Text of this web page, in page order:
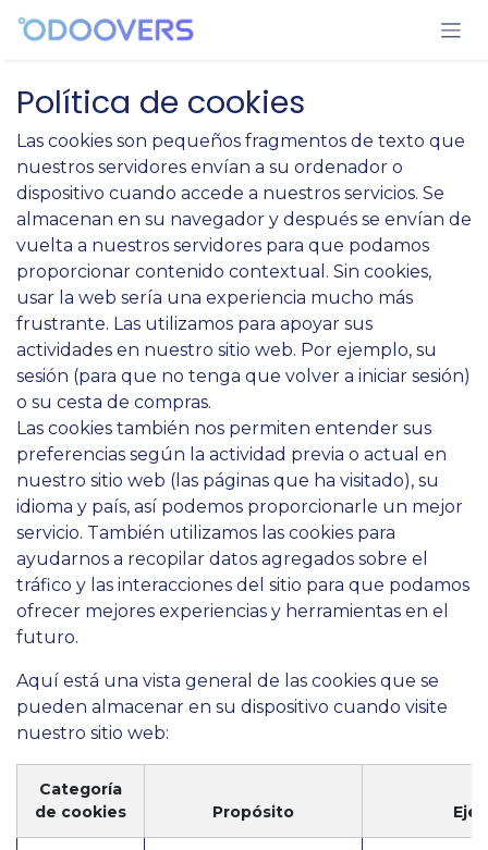
Política de cookies
Las cookies son pequeños fragmentos de texto que
nuestros servidores envían a su ordenador o
dispositivo cuando accede a nuestros servicios. Se
almacenan en su navegador y después se envían de
vuelta a nuestros servidores para que podamos
proporcionar contenido contextual. Sin cookies,
usar la web sería una experiencia mucho más
frustrante. Las utilizamos para apoyar sus
actividades en nuestro sitio web. Por ejemplo, su
sesión (para que no tenga que volver a iniciar sesión)
o su cesta de compras.
Las cookies también nos permiten entender sus
preferencias según la actividad previa o actual en
nuestro sitio web (las páginas que ha visitado), su
idioma y país, así podemos proporcionarle un mejor
servicio. También utilizamos las cookies para
ayudarnos a recopilar datos agregados sobre el
tráfico y las interacciones del sitio para que podamos
ofrecer mejores experiencias y herramientas en el
futuro.
Aquí está una vista general de las cookies que se
pueden almacenar en su dispositivo cuando visite
nuestro sitio web:
Categoría
de cookies
Propósito